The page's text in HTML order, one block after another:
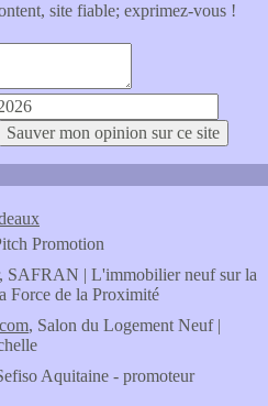
site fiable; exprimez-vous !
Promotion
, SAFRAN | L'immobilier neuf sur la
Force de la Proximité
, Salon du Logement Neuf |
Aquitaine - promoteur